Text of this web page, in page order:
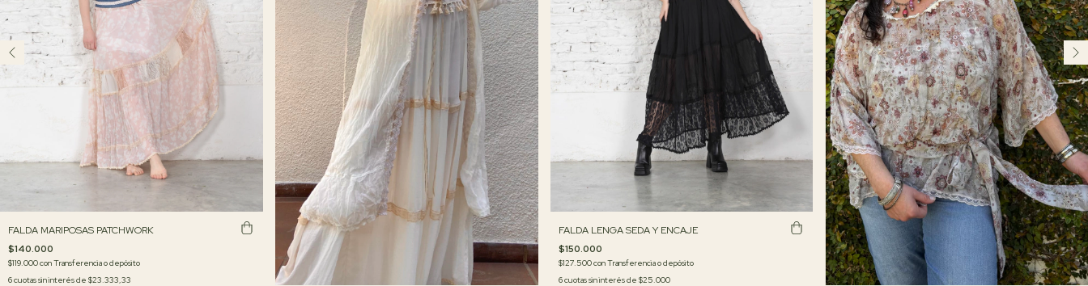
FALDA MARIPOSAS PATCHWORK
$140.000
$119.000conTransferencia o depósito
6cuotas sin interés de $23.333,33
FALDA LENGA SEDA Y ENCAJE
$150.000
$127.500conTransferencia o depósito
6cuotas sin interés de $25.000